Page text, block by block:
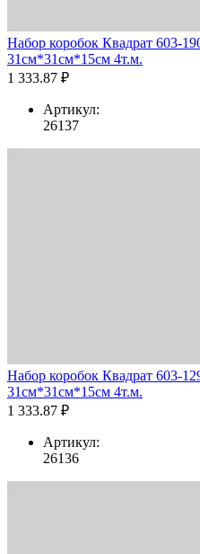
Набор коробок Квадрат
31см*31см*15см 4т.м.
1 333.87 ₽
Артикул:
26137
Набор коробок Квадрат 603-
31см*31см*15см 4т.м.
1 333.87 ₽
Артикул:
26136